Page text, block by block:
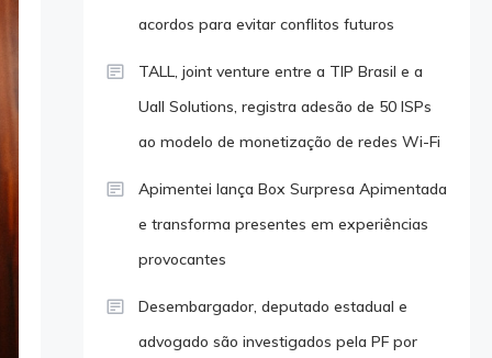
acordos para evitar conflitos futuros
TALL, joint venture entre a TIP Brasil e a
Uall Solutions, registra adesão de 50 ISPs
ao modelo de monetização de redes Wi-Fi
Apimentei lança Box Surpresa Apimentada
e transforma presentes em experiências
provocantes
Desembargador, deputado estadual e
advogado são investigados pela PF por